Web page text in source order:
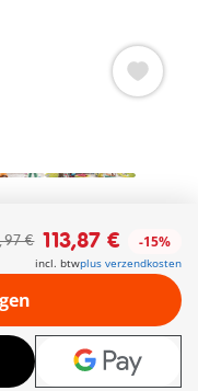
tot 4 werkdagen
€ 113,87 € -15%
incl. btwplus verzendkosten